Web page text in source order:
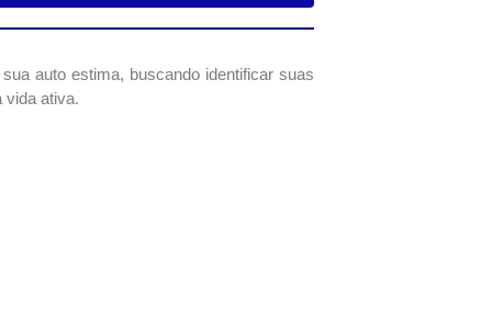
auto estima, buscando identificar suas
vida ativa.